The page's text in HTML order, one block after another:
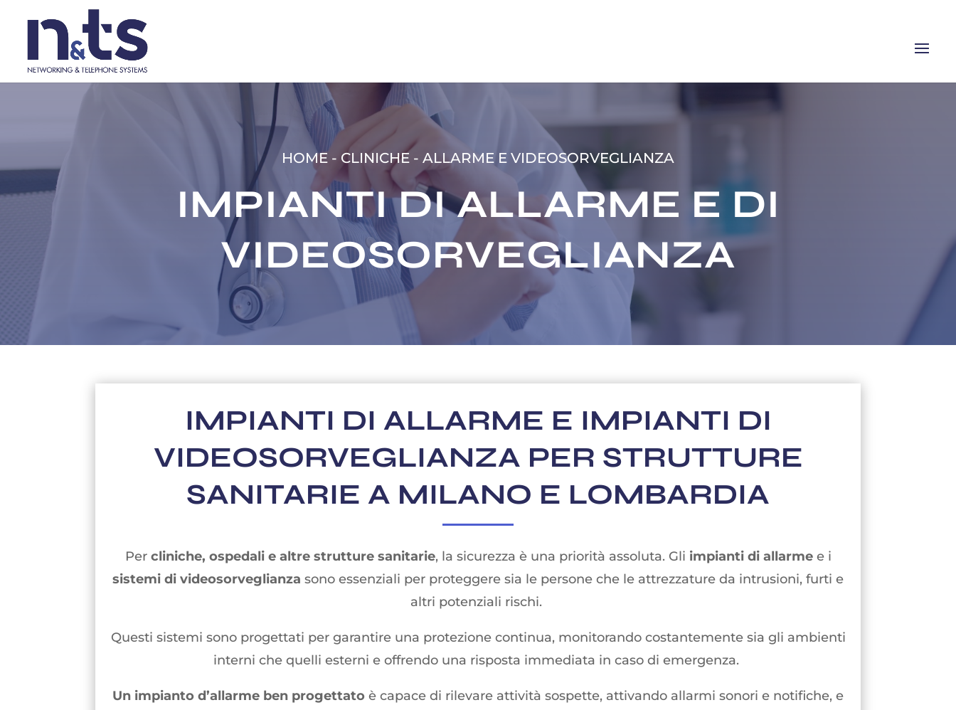
HOME - CLINICHE - ALLARME E VIDEOSORVEGLIANZA
IMPIANTI DI ALLARME E DI
VIDEOSORVEGLIANZA
IMPIANTI DI ALLARME E IMPIANTI DI
VIDEOSORVEGLIANZA PER STRUTTURE
SANITARIE A MILANO E LOMBARDIA
Per cliniche, ospedali e altre strutture sanitarie, la sicurezza è una priorità assoluta. Gli impianti di allarmee i
sistemi di videosorveglianza sono essenziali per proteggere sia le persone che le attrezzature da intrusioni, furti e
altri potenziali rischi.
Questi sistemi sono progettati per garantire una protezione continua, monitorando costantemente sia gli ambienti
interni che quelli esterni e offrendo una risposta immediata in caso di emergenza.
Un impianto d’allarme ben progettato è capace di rilevare attività sospette, attivando allarmi sonori e notifiche, e